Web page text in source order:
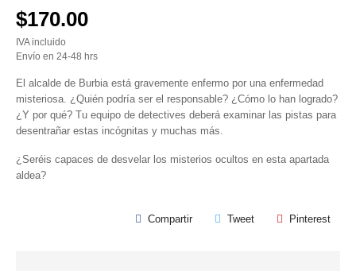
$170.00
IVA incluido
Envío en 24-48 hrs
El alcalde de Burbia está gravemente enfermo por una enfermedad
misteriosa. ¿Quién podría ser el responsable? ¿Cómo lo han logrado?
¿Y por qué? Tu equipo de detectives deberá examinar las pistas para
desentrañar estas incógnitas y muchas más.
¿Seréis capaces de desvelar los misterios ocultos en esta apartada
aldea?
Compartir Tweet Pinterest